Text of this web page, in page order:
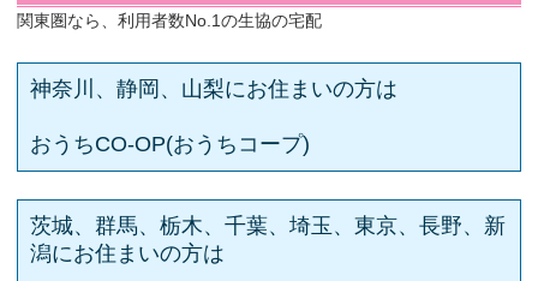
関東圏なら、利用者数No.1の生協の宅配
神奈川、静岡、山梨にお住まいの方は
おうちCO-OP(おうちコープ)
茨城、群馬、栃木、千葉、埼玉、東京、長野、新
潟にお住まいの方は